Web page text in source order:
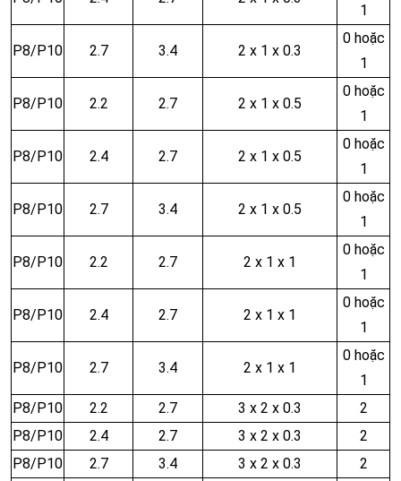
1
P8/P10 2.7 3.4 2 x 1 x 0.3
0 hoặc
1
P8/P10 2.2 2.7 2 x 1 x 0.5
0 hoặc
1
P8/P10 2.4 2.7 2 x 1 x 0.5
0 hoặc
1
P8/P10 2.7 3.4 2 x 1 x 0.5
0 hoặc
1
P8/P10 2.2 2.7 2 x 1 x 1
0 hoặc
1
P8/P10 2.4 2.7 2 x 1 x 1
0 hoặc
1
P8/P10 2.7 3.4 2 x 1 x 1
0 hoặc
1
P8/P10
2.2 2.7 3 x 2 x 0.3
2
P8/P10
2.4 2.7 3 x 2 x 0.3
2
P8/P10
2.7 3.4 3 x 2 x 0.3
2